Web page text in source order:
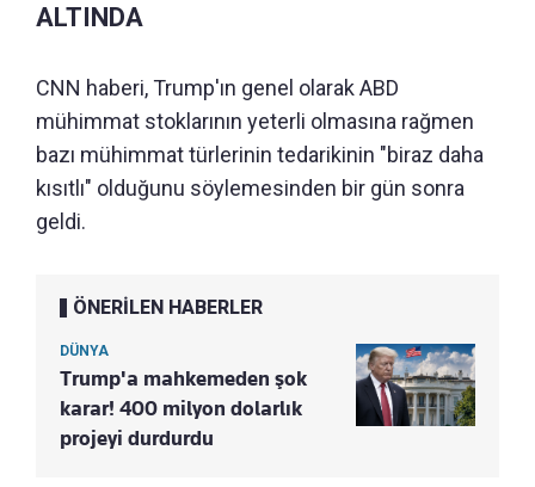
ALTINDA
CNN haberi, Trump'ın genel olarak ABD
mühimmat stoklarının yeterli olmasına rağmen
bazı mühimmat türlerinin tedarikinin "biraz daha
kısıtlı" olduğunu söylemesinden bir gün sonra
geldi.
ÖNERİLEN HABERLER
DÜNYA
Trump'a mahkemeden şok
karar! 400 milyon dolarlık
projeyi durdurdu